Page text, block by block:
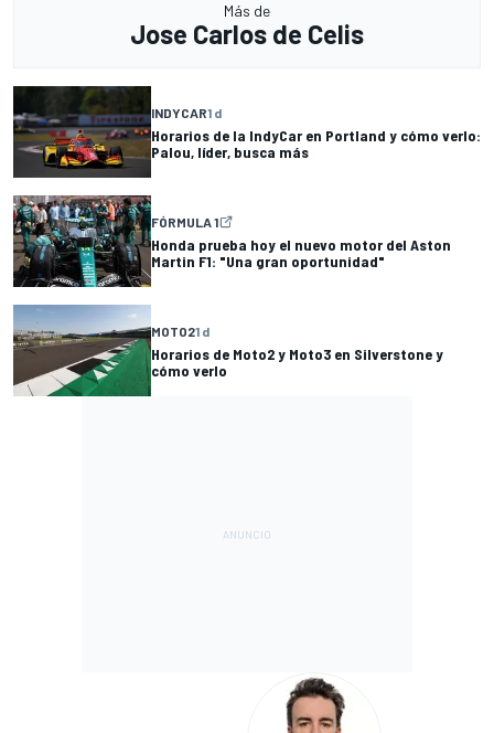
Más de
Jose Carlos de Celis
INDYCAR1 d
Horarios de la IndyCar en Portland y cómo verlo:
Palou, líder, busca más
FÓRMULA 1
Honda prueba hoy el nuevo motor del Aston
Martin F1: "Una gran oportunidad"
MOTO21 d
Horarios de Moto2 y Moto3 en Silverstone y
cómo verlo